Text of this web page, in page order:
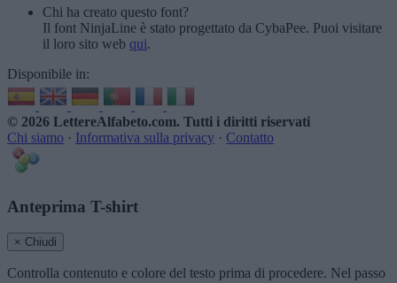
Chi ha creato questo font?
Il font NinjaLine è stato progettato da CybaPee. Puoi visitare
il loro sito web qui.
Disponibile in:
© 2026 LettereAlfabeto.com. Tutti i diritti riservati
Chi siamo · Informativa sulla privacy · Contatto
Anteprima T-shirt
× Chiudi
Controlla contenuto e colore del testo prima di procedere. Nel passo